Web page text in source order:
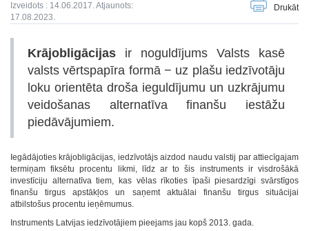
Izveidots : 14.06.2017. Atjaunots:
17.08.2023.
Drukāt
Krājobligācijas ir noguldījums Valsts kasē
valsts vērtspapīra formā − uz plašu iedzīvotāju
loku orientēta droša ieguldījumu un uzkrājumu
veidošanas alternatīva finanšu iestāžu
piedāvājumiem.
Iegādājoties krājobligācijas, iedzīvotājs aizdod naudu valstij par attiecīgajam
termiņam fiksētu procentu likmi, līdz ar to šis instruments ir visdrošākā
investīciju alternatīva tiem, kas vēlas rīkoties īpaši piesardzīgi svārstīgos
finanšu tirgus apstākļos un saņemt aktuālai finanšu tirgus situācijai
atbilstošus procentu ieņēmumus.
Instruments Latvijas iedzīvotājiem pieejams jau kopš 2013. gada.